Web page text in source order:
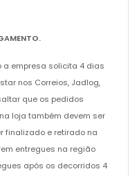
a empresa solicita 4 dias
nos Correios, Jadlog,
que os pedidos
loja também devem ser
finalizado e retirado na
entregues na região
após os decorridos 4